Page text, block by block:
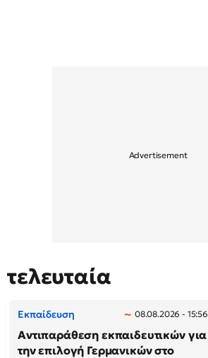
τελευταία
Εκπαίδευση 08.08.2026 - 15:56
Αντιπαράθεση εκπαιδευτικών για
την επιλογή Γερμανικών στο